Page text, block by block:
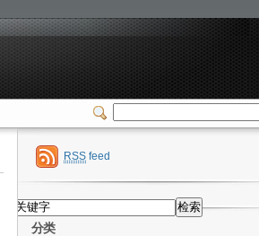
RSS feed
分类